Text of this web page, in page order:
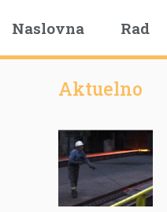
Naslovna Rad
Aktuelno